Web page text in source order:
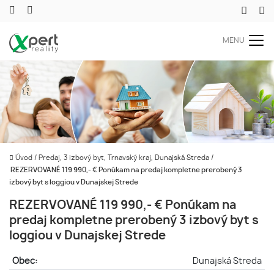
MENU
Úvod / Predaj, 3 izbový byt, Trnavský kraj, Dunajská Streda /
REZERVOVANÉ 119 990,- € Ponúkam na predaj kompletne prerobený 3
izbový byt s loggiou v Dunajskej Strede
REZERVOVANÉ 119 990,- € Ponúkam na
predaj kompletne prerobený 3 izbový byt s
loggiou v Dunajskej Strede
Obec:
Dunajská Streda